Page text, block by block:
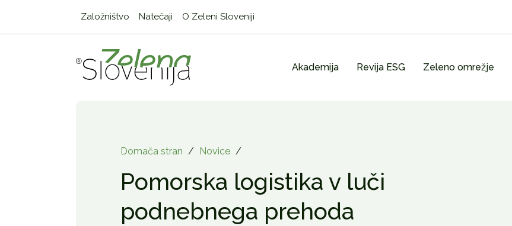
Založništvo Natečaji O Zeleni Sloveniji
Akademija Revija ESG Zeleno omrežje
Domača stran / Novice /
Pomorska logistika v luči
podnebnega prehoda